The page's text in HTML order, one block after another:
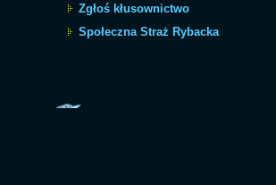
Zgłoś kłusownictwo
Społeczna Straż Rybacka